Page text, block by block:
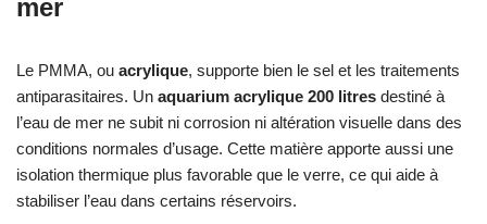
mer
Le PMMA, ou acrylique, supporte bien le sel et les traitements
antiparasitaires. Un aquarium acrylique 200 litres destiné à
l’eau de mer ne subit ni corrosion ni altération visuelle dans des
conditions normales d’usage. Cette matière apporte aussi une
isolation thermique plus favorable que le verre, ce qui aide à
stabiliser l’eau dans certains réservoirs.